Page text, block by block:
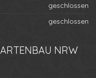
geschlossen
geschlossen
NRW